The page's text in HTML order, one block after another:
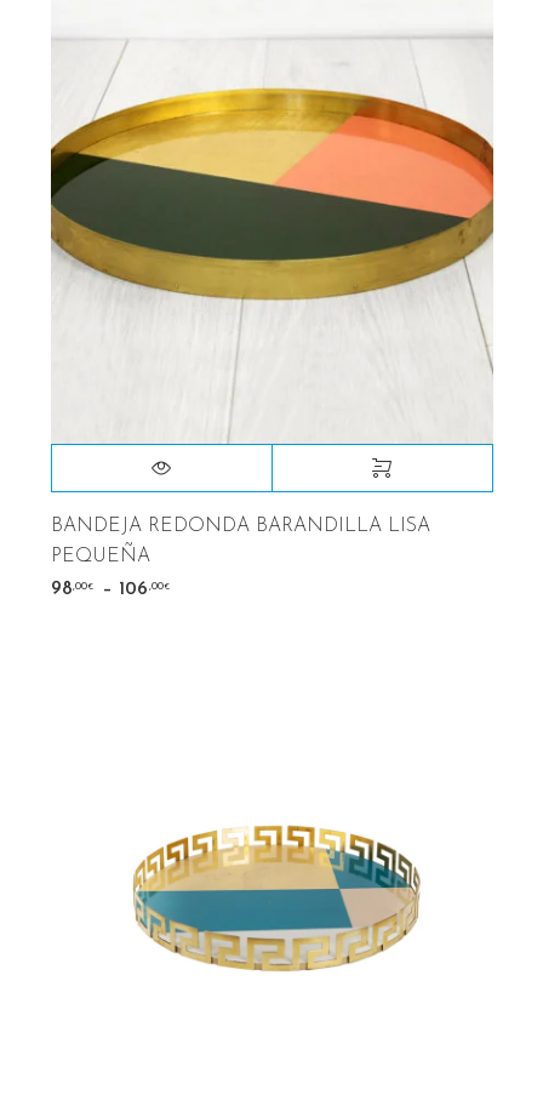
BANDEJA REDONDA BARANDILLA LISA
PEQUEÑA
98 ,00€ – 106 ,00€